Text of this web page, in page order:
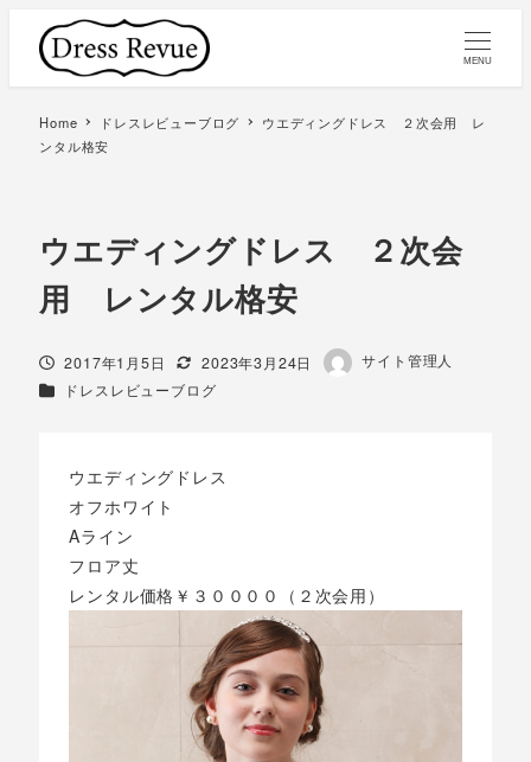
MENU
Home ドレスレビューブログ
ウエディングドレス ２次会用 レ
ンタル格安
ウエディングドレス ２次会
用 レンタル格安
投稿日
2017年1月5日 更新日
2023年3月24日
著
サイト管理人
カテゴリー
ドレスレビューブログ
ウエディングドレス
オフホワイト
Aライン
フロア丈
レンタル価格￥３００００（２次会用）